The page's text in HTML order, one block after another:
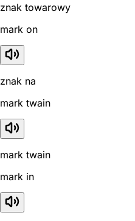
znak towarowy
mark on
znak na
mark twain
mark twain
mark in